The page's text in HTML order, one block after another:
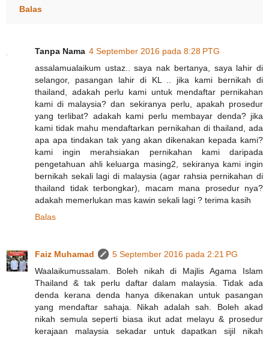
Balas
Tanpa Nama 4 September 2016 pada 8:28 PTG
assalamualaikum ustaz.. saya nak bertanya, saya lahir di
selangor, pasangan lahir di KL .. jika kami bernikah di
thailand, adakah perlu kami untuk mendaftar pernikahan
kami di malaysia? dan sekiranya perlu, apakah prosedur
yang terlibat? adakah kami perlu membayar denda? jika
kami tidak mahu mendaftarkan pernikahan di thailand, ada
apa apa tindakan tak yang akan dikenakan kepada kami?
kami ingin merahsiakan pernikahan kami daripada
pengetahuan ahli keluarga masing2, sekiranya kami ingin
bernikah sekali lagi di malaysia (agar rahsia pernikahan di
thailand tidak terbongkar), macam mana prosedur nya?
adakah memerlukan mas kawin sekali lagi ? terima kasih
Balas
Faiz Muhamad
5 September 2016 pada 2:21 PG
Waalaikumussalam. Boleh nikah di Majlis Agama Islam
Thailand & tak perlu daftar dalam malaysia. Tidak ada
denda kerana denda hanya dikenakan untuk pasangan
yang mendaftar sahaja. Nikah adalah sah. Boleh akad
nikah semula seperti biasa ikut adat melayu & prosedur
kerajaan malaysia sekadar untuk dapatkan sijil nikah